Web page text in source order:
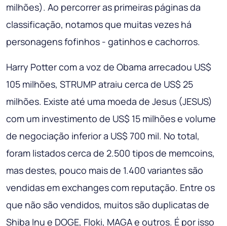
milhões). Ao percorrer as primeiras páginas da
classificação, notamos que muitas vezes há
personagens fofinhos - gatinhos e cachorros.
Harry Potter com a voz de Obama arrecadou US$
105 milhões, STRUMP atraiu cerca de US$ 25
milhões. Existe até uma moeda de Jesus (JESUS)
com um investimento de US$ 15 milhões e volume
de negociação inferior a US$ 700 mil. No total,
foram listados cerca de 2.500 tipos de memcoins,
mas destes, pouco mais de 1.400 variantes são
vendidas em exchanges com reputação. Entre os
que não são vendidos, muitos são duplicatas de
Shiba Inu e DOGE, Floki, MAGA e outros. É por isso